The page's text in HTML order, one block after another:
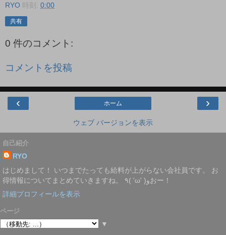
RYO 時刻: 0:00
共有
0 件のコメント:
コメントを投稿
‹ ›
ホーム
ウェブ バージョンを表示
自己紹介
RYO
はじめまして！ いつまでたっても給料が上がらない会社員です。 お
得情報についてまとめていきますね。 ٩( 'ω' )وおー！
詳細プロフィールを表示
ページ
▼